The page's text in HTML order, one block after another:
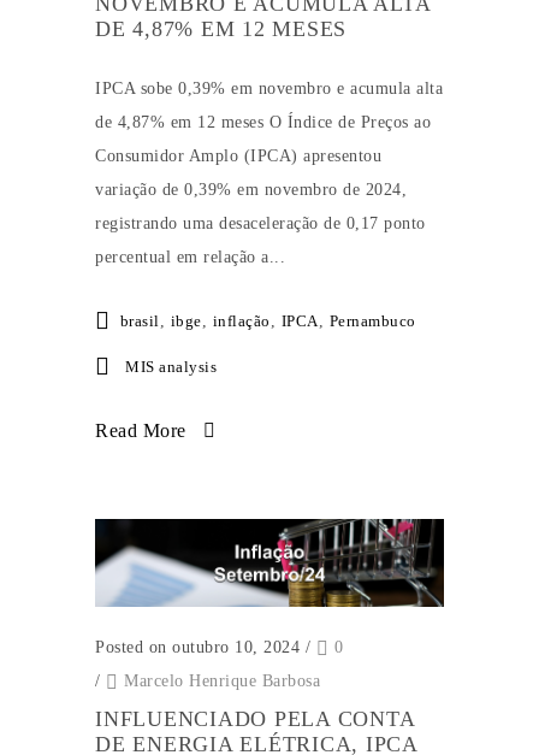
DE 4,87% EM 12 MESES
IPCA sobe 0,39% em novembro e acumula alta
de 4,87% em 12 meses O Índice de Preços ao
Consumidor Amplo (IPCA) apresentou
variação de 0,39% em novembro de 2024,
registrando uma desaceleração de 0,17 ponto
percentual em relação a...
brasil ibge inflação IPCA Pernambuco
MIS analysis
Read More
Posted on outubro 10, 2024 /
0
/
Marcelo Henrique Barbosa
INFLUENCIADO PELA CONTA
DE ENERGIA ELÉTRICA, IPCA